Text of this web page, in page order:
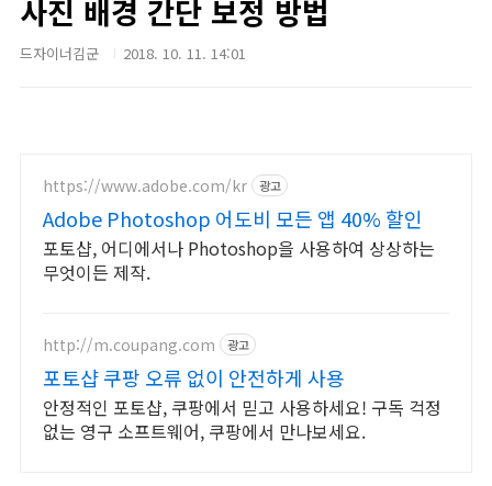
사진 배경 간단 보정 방법
드자이너김군 2018. 10. 11. 14:01
https://www.adobe.com/kr 광고
Adobe Photoshop 어도비 모든 앱 40% 할인
포토샵, 어디에서나 Photoshop을 사용하여 상상하는
무엇이든 제작.
http://m.coupang.com 광고
포토샵 쿠팡 오류 없이 안전하게 사용
안정적인 포토샵, 쿠팡에서 믿고 사용하세요! 구독 걱정
없는 영구 소프트웨어, 쿠팡에서 만나보세요.